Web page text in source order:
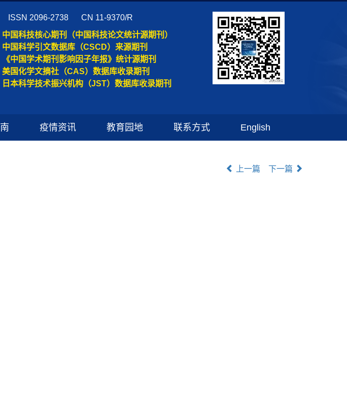
ISSN 2096-2738
CN 11-9370/R
中国科技核心期刊（中国科技论文统计源期刊）
中国科学引文数据库（CSCD）来源期刊
《中国学术期刊影响因子年报》统计源期刊
美国化学文摘社（CAS）数据库收录期刊
日本科学技术振兴机构（JST）数据库收录期刊
疫情资讯 教育园地 联系方式 English
上一篇 下一篇